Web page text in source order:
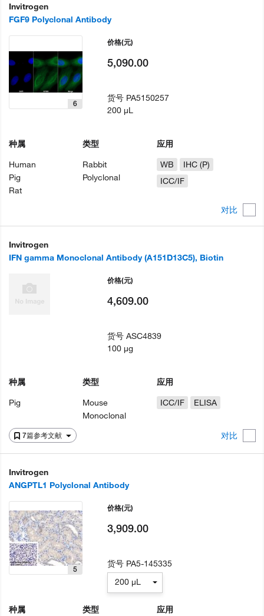
Invitrogen
FGF9 Polyclonal Antibody
对比
6
种属
Human
Pig
Rat
类型
Rabbit
Polyclonal
应用
WB
IHC (P)
ICC/IF
价格(元)
5,090.00
货号 PA5150257
200 µL
Invitrogen
IFN gamma Monoclonal Antibody (A151D13C5), Biotin
7篇参考文献 对比
种属
Pig
类型
Mouse
Monoclonal
应用
ICC/IF
ELISA
价格(元)
4,609.00
货号ASC4839
100 µg
Invitrogen
ANGPTL1 Polyclonal Antibody
5
种属
类型
应用
价格(元)
3,909.00
货号 PA5-145335
200 µL